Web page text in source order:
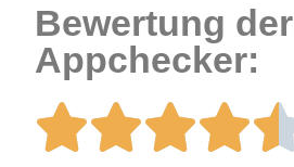
Bewertung der
Appchecker: